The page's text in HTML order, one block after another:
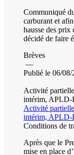
Communiqué
carburant et
hausse des prix
décidé de faire
Brèves
—
Publié le 06/08/
Activité
intérim, APLD-
Activité
intérim, APLD-
Conditions de
Après que le
mise en place